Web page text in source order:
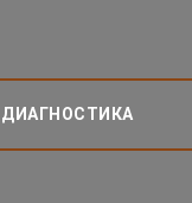
ДИАГНОСТИКА